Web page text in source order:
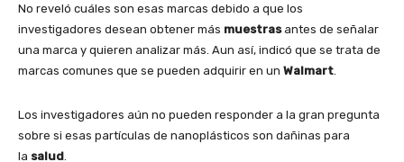
No reveló cuáles son esas marcas debido a que los
investigadores desean obtener más muestrasantes de señalar
una marca y quieren analizar más. Aun así, indicó que se trata de
marcas comunes que se pueden adquirir en un Walmart
Los investigadores aún no pueden responder a la gran pregunta
sobre si esas partículas de nanoplásticos son dañinas para
la salud